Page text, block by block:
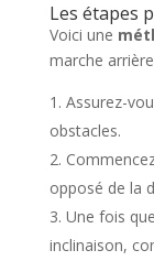
Les étapes
Voici une
marche
Assurez-
obstacles.
opposé de la
Une fois
inclinaison,